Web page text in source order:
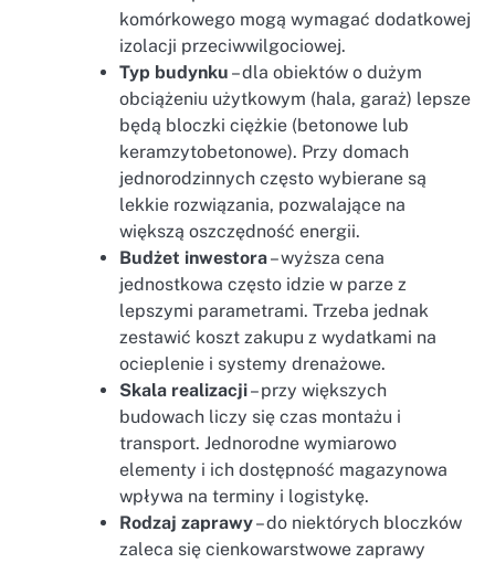
komórkowego mogą wymagać dodatkowej
izolacji przeciwwilgociowej.
Typ budynku – dla obiektów o dużym
obciążeniu użytkowym (hala, garaż) lepsze
będą bloczki ciężkie (betonowe lub
keramzytobetonowe). Przy domach
jednorodzinnych często wybierane są
lekkie rozwiązania, pozwalające na
większą oszczędność energii.
Budżet inwestora– wyższa cena
jednostkowa często idzie w parze z
lepszymi parametrami. Trzeba jednak
zestawić koszt zakupu z wydatkami na
ocieplenie i systemy drenażowe.
Skala realizacji– przy większych
budowach liczy się czas montażu i
transport. Jednorodne wymiarowo
elementy i ich dostępność magazynowa
wpływa na terminy i logistykę.
Rodzaj zaprawy– do niektórych bloczków
zaleca się cienkowarstwowe zaprawy